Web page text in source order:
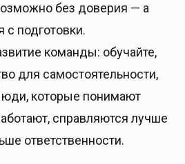
без доверия — а
с подготовки.
команды: обучайте,
для самостоятельности,
которые понимают
справляются лучше
ответственности.